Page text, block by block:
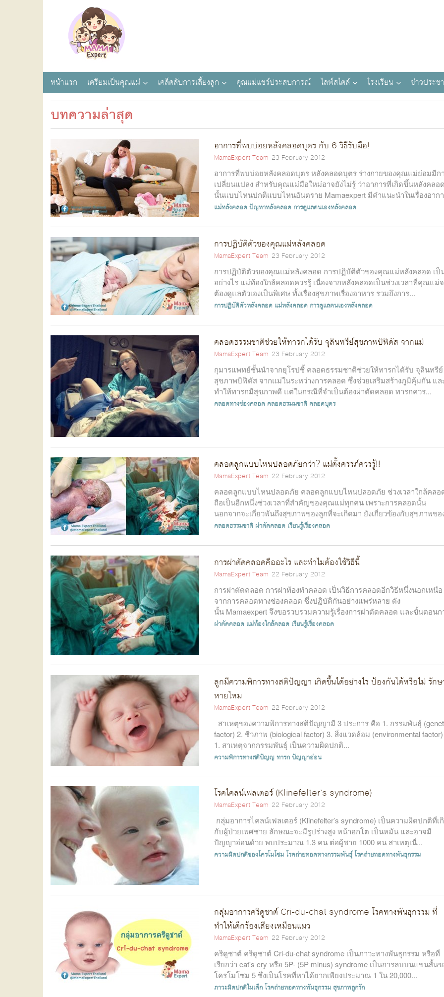
หน้าแรก เตรียมเป็นคุณแม่ เคล็ดลับการเลี้ยงลูก คุณแม่แชร์ประสบการณ์ ไลฟ์สไตล์ โรงเรียน ข่าวประ
บทความล่าสุด
อาการที่พบบ่อยหลังคลอดบุตร กับ 6 วิธีรับมือ!
MamaExpert Team 23 February 2012
อาการที่พบบ่อยหลังคลอดบุตร หลังคลอดบุตร ร่างกายของคุณแม่ย่อมมีก
เปลี่ยนแปลง สำหรับคุณแม่มือใหม่อาจยังไม่รู้ ว่าอาการที่เกิดขึ้นหลังคลอ
นั้นแบบไหนปกติแบบไหนอันตราย Mamaexpert มีคำแนะนำในเรื่องอาก
ที...
แม่หลังคลอดปัญหาหลังคลอด การดูแลตนเองหลังคลอด
การปฏิบัติตัวของคุณแม่หลังคลอด
MamaExpert Team 23 February 2012
การปฏิบัติตัวของคุณแม่หลังคลอด การปฏิบัติตัวของคุณแม่หลังคลอด เป็
อย่างไร แม่ท้องใกล้คลอดควรรู้ เนื่องจากหลังคลอดเป็นช่วงเวลาที่คุณแม่
ต้องดูแลตัวเองเป็นพิเศษ ทั้งเรื่องสุขภาพเรื่องอาหาร รวมถึงการ...
การปฏิบัติตัวหลังคลอด แม่หลังคลอด การดูแลตนเองหลังคลอด
คลอดธรรมชาติช่วยให้ทารกได้รับ จุลินทรีย์สุขภาพบิฟิดัส จากแม่
MamaExpert Team 23 February 2012
กุมารแพทย์ชั้นนำจากยุโรปชี้ คลอดธรรมชาติช่วยให้ทารกได้รับ จุลินทรีย์
สุขภาพบิฟิดัส จากแม่ในระหว่างการคลอด ซึ่งช่วยเสริมสร้างภูมิคุ้มกัน แล
ทำให้ทารกมีสุขภาพดี แต่ในกรณีที่จำเป็นต้องผ่าตัดคลอด ทารกควร...
คลอดทางช่องคลอด คลอดธรมมชาติ คลอดบุตร
คลอดลูกแบบไหนปลอดภัยกว่า? แม่ตั้งครรภ์ควรรู้!!
MamaExpert Team 22 February 2012
คลอดลูกแบบไหนปลอดภัย คลอดลูกแบบไหนปลอดภัย ช่วงเวลาใกล้คลอ
ถือเป็นอีกหนึ่งช่วงเวลาที่สำคัญของคุณแม่ทุกคน เพราะการคลอดนั้น
นอกจากจะเกี่ยวพันถึงสุขภาพของลูกที่จะเกิดมา ยังเกี่ยวข้องกับสุขภาพขอ
คุณแม่ด้วย...
คลอดธรรมชาติ ผ่าตัดคลอด เรียนรู้เรื่องคลอด
การผ่าตัดคลอดคืออะไร และทำไมต้องใช้วิธีนี้
MamaExpert Team 22 February 2012
การผ่าตัดคลอด การผ่าท้องทำคลอด เป็นวิธีการคลอดอีกวิธีหนึ่งนอกเหนือ
จากการคลอดทางช่องคลอด ซึ่งปฏิบัติกันอย่างแพร่หลาย ดัง
นั้น Mamaexpert จึงขอรวบรวมความรู้เรื่องการผ่าตัดคลอด และขั้นตอนก
ผ่าท้อ...
ผ่าตัดคลอด แม่ท้องใกล้คลอด เรียนรู้เรื่องคลอด
ลูกมีความพิการทางสติปัญญา เกิดขึ้นได้อย่างไร ป้องกันได้หรือไม่ รัก
หายไหม
MamaExpert Team 22 February 2012
สาเหตุของความพิการทางสติปัญญามี 3 ประการ คือ 1. กรรมพันธุ์
factor) 2. ชีวภาพ (biological factor) 3. สิ่งแวดล้อม (environmental factor)
1. สาเหตุจากกรรมพันธุ์ เป็นความผิดปกติ...
ความพิการทางสติปัญญทารกปัญญาอ่อน
โรคไคลน์เฟลเตอร์ (Klinefelter’s syndrome)
MamaExpert Team 22 February 2012
กลุ่มอาการไคลน์เฟลเตอร์ (Klinefelter’s syndrome) เป็นความผิดปกติที่เ
กับผู้ป่วยเพศชาย ลักษณะจะมีรูปร่างสูง หน้าอกโต เป็นหมัน และอาจมี
ปัญญาอ่อนด้วย พบประมาณ 1.3 คน ต่อผู้ชาย 1000 คน สาเหตุเนื่...
ความผิดปกติของโครโมโซมโรคถ่ายทอดทางกรรมพันธุ์โรคถ่ายทอดทางพันธุกรรม
กลุ่มอาการคริดูชาต์ Cri-du-chat syndrome โรคทางพันธุกรรม ที่
ทำให้เด็กร้องเสียงเหมือนแมว
MamaExpert Team 22 February 2012
คริดูชาต์ คริดูชาต์ Cri-du-chat syndrome เป็นภาวะทางพันธุกรรม หรือที่
เรียกว่า cat's cry หรือ 5P- (5P minus) syndrome เป็นการลบบนแขนสั้น
โครโมโซม 5 ซึ่งเป็นโรคที่หาได้ยากเพียงประมาณ 1 ใน 20,000...
ภาวะผิดปกติในเด็กโรคถ่ายทอดทางพันธุกรรม สุขภาพลูกรัก